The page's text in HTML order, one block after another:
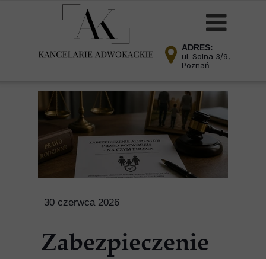
ADRES:
ul. Solna 3/9,
Poznań
Zabezpieczenie
30 czerwca 2026